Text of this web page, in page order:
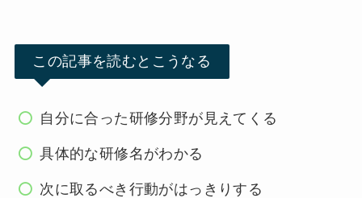
この記事を読むとこうなる
自分に合った研修分野が見えてくる
具体的な研修名がわかる
次に取るべき行動がはっきりする